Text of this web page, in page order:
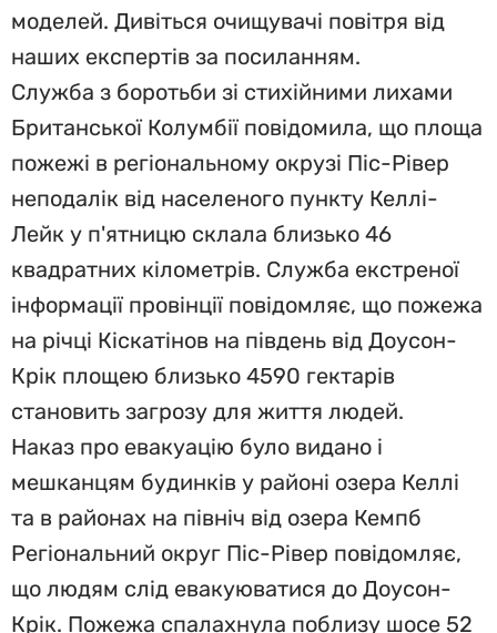
моделей. Дивіться очищувачі повітря від
наших експертів за посиланням.
Служба з боротьби зі стихійними лихами
Британської Колумбії повідомила, що площа
пожежі в регіональному окрузі Піс-Рівер
неподалік від населеного пункту Келлі-
Лейк у п'ятницю склала близько 46
квадратних кілометрів. Служба екстреної
інформації провінції повідомляє, що пожежа
на річці Кіскатінов на південь від Доусон-
Крік площею близько 4590 гектарів
становить загрозу для життя людей.
Наказ про евакуацію було видано і
мешканцям будинків у районі озера Келлі
та в районах на північ від озера Кемпб
Регіональний округ Піс-Рівер повідомляє,
що людям слід евакуюватися до Доусон-
Крік. Пожежа спалахнула поблизу шосе 52